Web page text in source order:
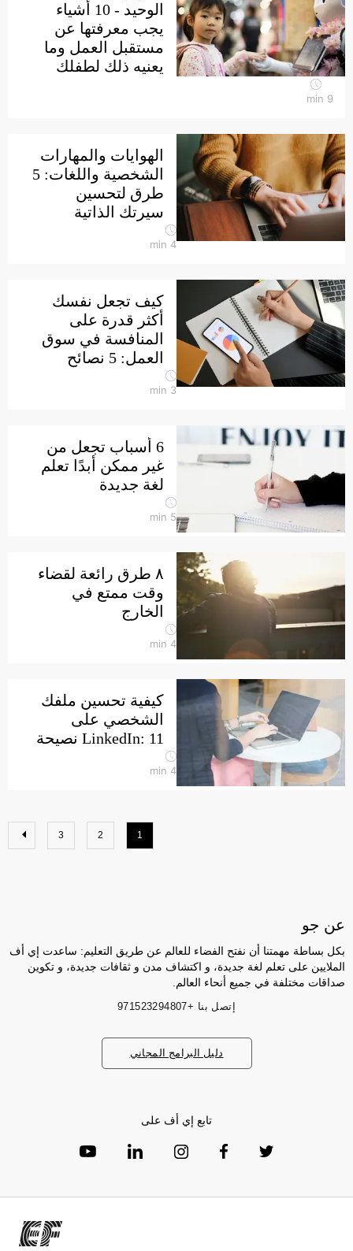
الوحيد - 10 أشياء
يجب معرفتها عن
مستقبل العمل وما
يعنيه ذلك لطفلك
9
min
الهوايات والمهارات
الشخصية واللغات: 5
طرق لتحسين
سيرتك الذاتية
4
min
كيف تجعل نفسك
أكثر قدرة على
المنافسة في سوق
العمل: 5 نصائح
3
min
6 أسباب تجعل من
غير ممكن أبدًا تعلم
لغة جديدة
5
min
٨ طرق رائعة لقضاء
وقت ممتع في
الخارج
4
min
كيفية تحسين ملفك
الشخصي على
LinkedIn: 11 نصيحة
4
min
1
2
3
عن جو
بكل بساطة مهمتنا أن نفتح الفضاء للعالم عن طريق التعليم: ساعدت إي أف
الملايين على تعلم لغة جديدة، و اكتشاف مدن و ثقافات جديدة، و تكوين
صداقات مختلفة في جميع أنحاء العالم.
إتصل بنا +971523294807
دليل البرامج المجاني
تابع إي أف على